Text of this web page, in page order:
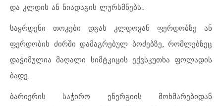
და კლდის ან ნიადაგის ლურსმნებს..
საყრდენი თოკები დგას კლდოვან ფერდობზე ან
ფერდობის ძირში დამაგრებულ ბოძებზე, რომლებზეც
დაჭიმულია მაღალი სიმტკიცის ექვსკუთხა ფოლადის
ბადე.
ბარიერის საჭირო ენერგიის მოხმარებიდან